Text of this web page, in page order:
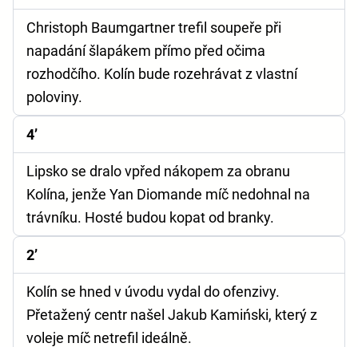
Christoph Baumgartner trefil soupeře při
napadání šlapákem přímo před očima
rozhodčího. Kolín bude rozehrávat z vlastní
poloviny.
4’
Lipsko se dralo vpřed nákopem za obranu
Kolína, jenže Yan Diomande míč nedohnal na
trávníku. Hosté budou kopat od branky.
2’
Kolín se hned v úvodu vydal do ofenzivy.
Přetažený centr našel Jakub Kamiński, který z
voleje míč netrefil ideálně.